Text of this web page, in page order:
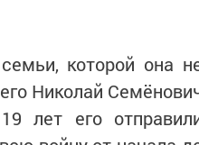
которой она
Николай
лет его